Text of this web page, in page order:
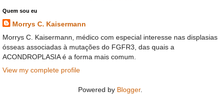
Quem sou eu
Morrys C. Kaisermann
Morrys C. Kaisermann, médico com especial interesse nas displasias
ósseas associadas à mutações do FGFR3, das quais a
ACONDROPLASIA é a forma mais comum.
View my complete profile
Powered by Blogger.